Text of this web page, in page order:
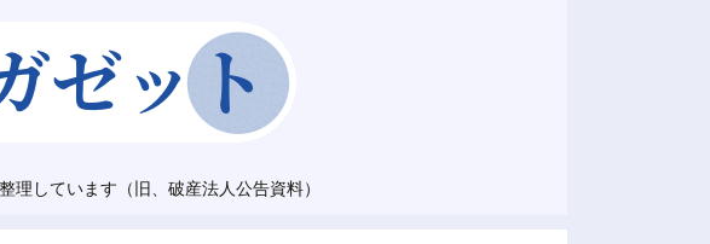
しています（旧、破産法人公告資料）